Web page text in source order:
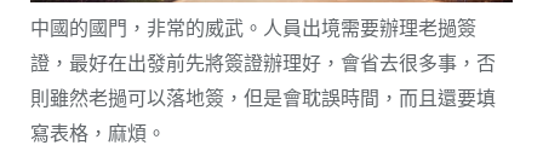
中國的國門，非常的威武。人員出境需要辦理老撾簽
證，最好在出發前先將簽證辦理好，會省去很多事，否
則雖然老撾可以落地簽，但是會耽誤時間，而且還要填
寫表格，麻煩。